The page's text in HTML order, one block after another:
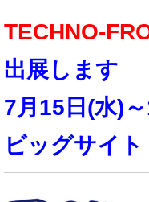
TECHNO-
出展します
7月15日(水)
ビッグサイ